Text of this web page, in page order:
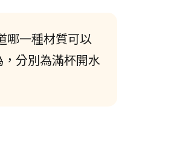
哪一種材質可以
分別為滿杯開水